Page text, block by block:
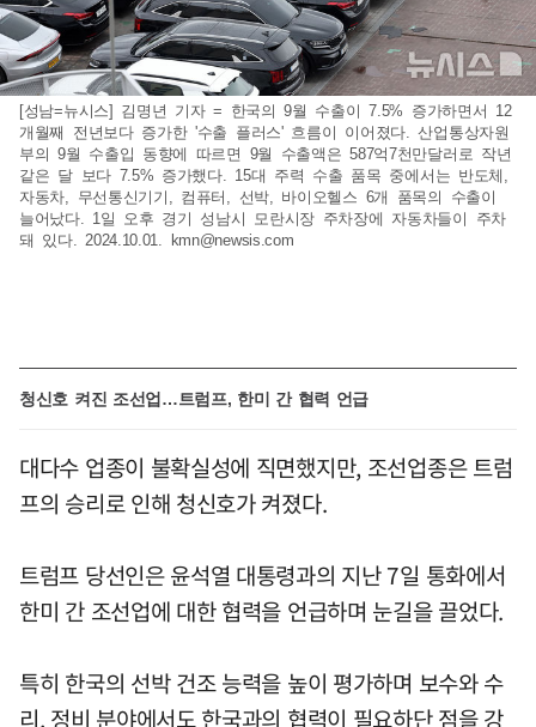
[성남=뉴시스] 김명년 기자 = 한국의 9월 수출이 7.5% 증가하면서 12
개월째 전년보다 증가한 '수출 플러스' 흐름이 이어졌다. 산업통상자원
부의 9월 수출입 동향에 따르면 9월 수출액은 587억7천만달러로 작년
같은 달 보다 7.5% 증가했다. 15대 주력 수출 품목 중에서는 반도체,
자동차, 무선통신기기, 컴퓨터, 선박, 바이오헬스 6개 품목의 수출이
늘어났다. 1일 오후 경기 성남시 모란시장 주차장에 자동차들이 주차
돼 있다. 2024.10.01.
kmn@newsis.com
청신호 켜진 조선업…트럼프, 한미 간 협력 언급
대다수 업종이 불확실성에 직면했지만, 조선업종은 트럼
프의 승리로 인해 청신호가 켜졌다.
트럼프 당선인은 윤석열 대통령과의 지난 7일 통화에서
한미 간 조선업에 대한 협력을 언급하며 눈길을 끌었다.
특히 한국의 선박 건조 능력을 높이 평가하며 보수와 수
리, 정비 분야에서도 한국과의 협력이 필요하단 점을 강